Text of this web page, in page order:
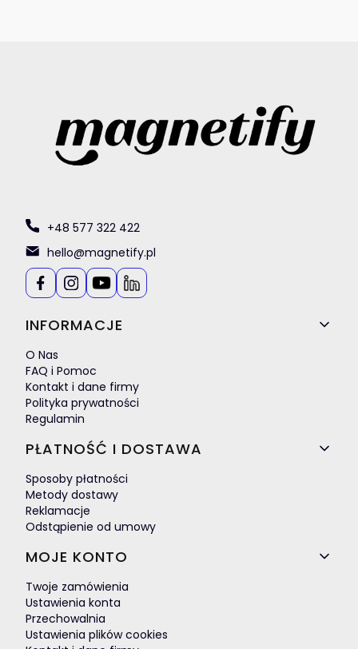
+48 577 322 422
hello@magnetify.pl
Linki w stopce
INFORMACJE
O Nas
FAQ i Pomoc
Kontakt i dane firmy
Polityka prywatności
Regulamin
PŁATNOŚĆ I DOSTAWA
Sposoby płatności
Metody dostawy
Reklamacje
Odstąpienie od umowy
MOJE KONTO
Twoje zamówienia
Ustawienia konta
Przechowalnia
Ustawienia plików cookies